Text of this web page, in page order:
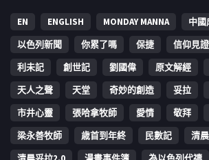
EN ENGLISH MONDAY MANNA 中國
以色列新聞
你累了嗎 保捷 信仰見證
利未記
創世記 劉國偉 原文解經
天人之聲
天堂 奇妙的創造 妥拉
市井心靈
張哈拿牧師 愛情 敬拜
梁永善牧師
歳首到年終 民數記
清